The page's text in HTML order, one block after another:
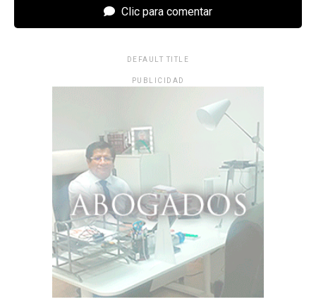
Clic para comentar
DEFAULT TITLE
PUBLICIDAD